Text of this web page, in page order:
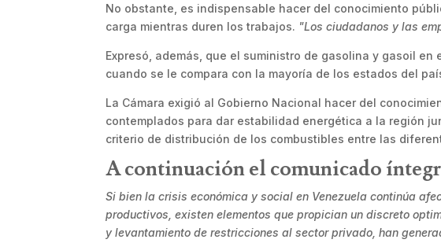
No obstante, es indispensable hacer del conocimiento
carga mientras duren los trabajos. "Los ciudadanos y las
Expresó, además, que el suministro de gasolina y gasoil
cuando se le compara con la mayoría de los estados del
La Cámara exigió al Gobierno Nacional hacer del
contemplados para dar estabilidad energética a la región
criterio de distribución de los combustibles entre las
A continuación el comunicado
Si bien la crisis económica y social en Venezuela continúa
productivos, existen elementos que propician un discreto
y levantamiento de restricciones al sector privado, han